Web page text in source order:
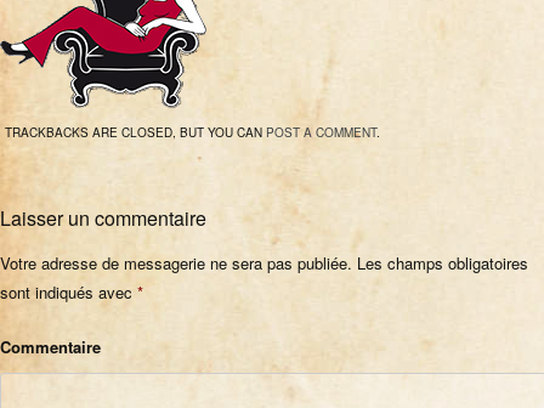
TRACKBACKS ARE CLOSED, BUT YOU CAN POST A COMMENT.
Laisser un commentaire
Votre adresse de messagerie ne sera pas publiée. Les champs obligatoires
sont indiqués avec *
Commentaire